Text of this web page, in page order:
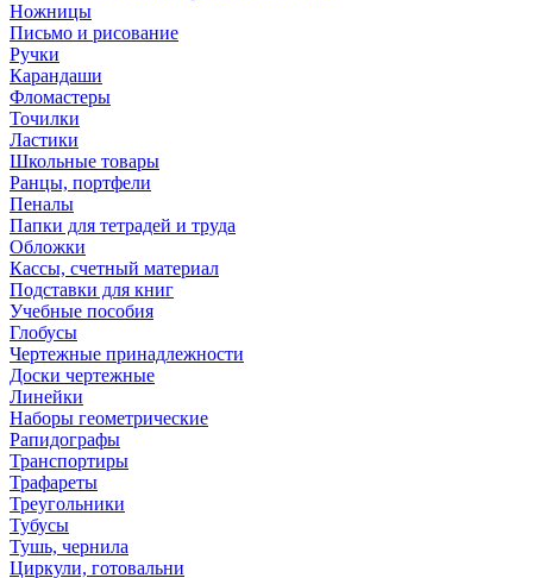
Ножницы
Письмо и рисование
Ручки
Карандаши
Фломастеры
Точилки
Ластики
Школьные товары
Ранцы, портфели
Пеналы
Папки для тетрадей и труда
Обложки
Кассы, счетный материал
Подставки для книг
Учебные пособия
Глобусы
Чертежные принадлежности
Доски чертежные
Линейки
Наборы геометрические
Рапидографы
Транспортиры
Трафареты
Треугольники
Тубусы
Тушь, чернила
Циркули, готовальни